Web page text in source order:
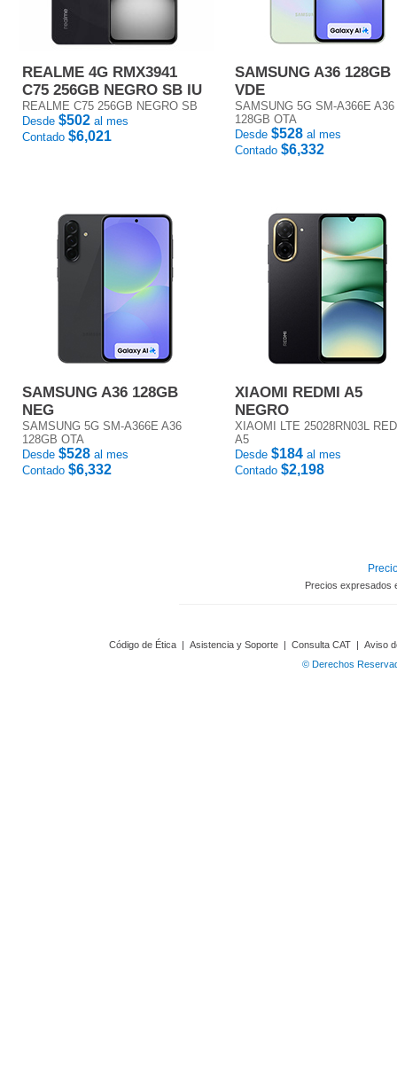
REALME 4G RMX3941
C75 256GB NEGRO SB IU
REALME C75 256GB NEGRO SB
Desde $502 al mes
Contado $6,021
SAMSUNG A36 128GB
VDE
SAMSUNG 5G SM-A366E A36
128GB OTA
Desde $528 al mes
Contado $6,332
SAMSUNG A36 128GB
NEG
SAMSUNG 5G SM-A366E A36
128GB OTA
Desde $528 al mes
Contado $6,332
XIAOMI REDMI A5
NEGRO
XIAOMI LTE 25028RN03L
A5
Desde $184 al mes
Contado $2,198
Precios expresados
Código de Ética | Asistencia y Soporte | Consulta CAT | Aviso
© Derechos